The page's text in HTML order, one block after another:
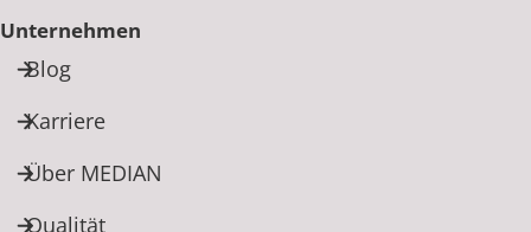
Unternehmen
Blog
Karriere
Über MEDIAN
Qualität